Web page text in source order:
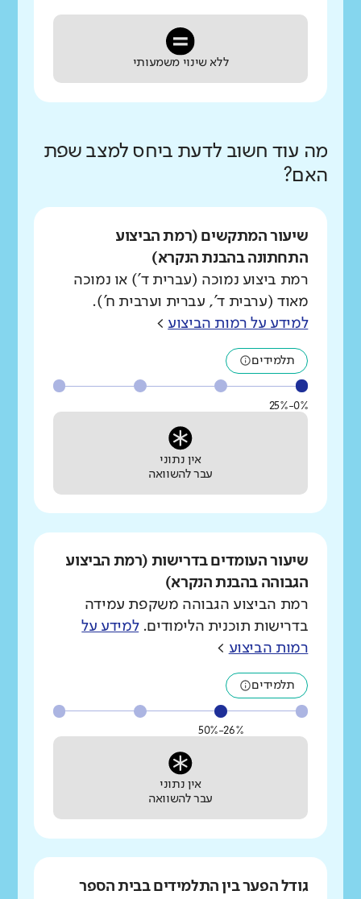
ללא שינוי משמעותי
מה עוד חשוב לדעת ביחס למצב שפת
האם?
שיעור המתקשים (רמת הביצוע
התחתונה בהבנת הנקרא)
רמת ביצוע נמוכה (עברית ד') או נמוכה
מאוד (ערבית ד', עברית וערבית ח').
למידע על רמות הביצוע >
תלמידים
0%-25%
אין נתוני
עבר להשוואה
שיעור העומדים בדרישות (רמת הביצוע
הגבוהה בהבנת הנקרא)
רמת הביצוע הגבוהה משקפת עמידה
בדרישות תוכנית הלימודים.למידע על
רמות הביצוע >
תלמידים
26%-50%
אין נתוני
עבר להשוואה
גודל הפער בין התלמידים בבית הספר